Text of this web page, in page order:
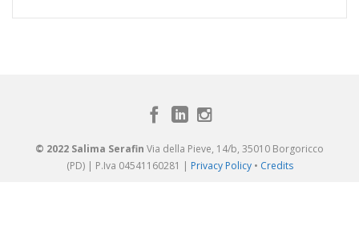
© 2022 Salima Serafin Via della Pieve, 14/b, 35010 Borgoricco
(PD) | P.Iva 04541160281 | Privacy Policy• Credits